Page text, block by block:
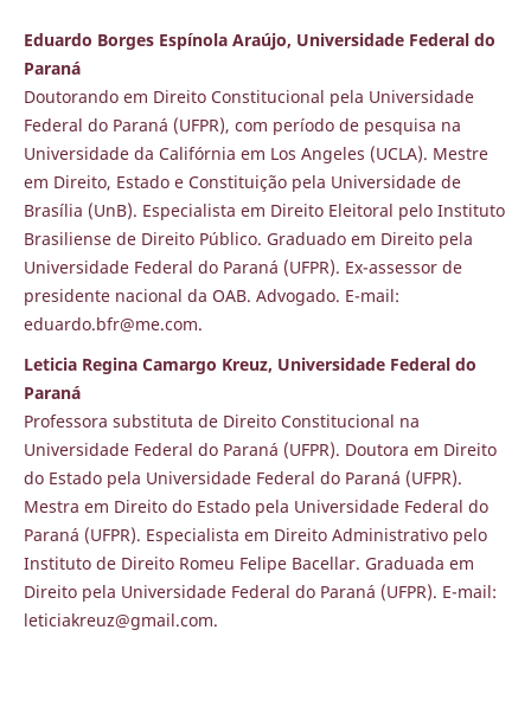
Eduardo Borges Espínola Araújo, Universidade Federal do
Paraná
Doutorando em Direito Constitucional pela Universidade
Federal do Paraná (UFPR), com período de pesquisa na
Universidade da Califórnia em Los Angeles (UCLA). Mestre
em Direito, Estado e Constituição pela Universidade de
Brasília (UnB). Especialista em Direito Eleitoral pelo Instituto
Brasiliense de Direito Público. Graduado em Direito pela
Universidade Federal do Paraná (UFPR). Ex-assessor de
presidente nacional da OAB. Advogado. E-mail:
eduardo.bfr@me.com.
Leticia Regina Camargo Kreuz, Universidade Federal do
Paraná
Professora substituta de Direito Constitucional na
Universidade Federal do Paraná (UFPR). Doutora em Direito
do Estado pela Universidade Federal do Paraná (UFPR).
Mestra em Direito do Estado pela Universidade Federal do
Paraná (UFPR). Especialista em Direito Administrativo pelo
Instituto de Direito Romeu Felipe Bacellar. Graduada em
Direito pela Universidade Federal do Paraná (UFPR). E-mail:
leticiakreuz@gmail.com.